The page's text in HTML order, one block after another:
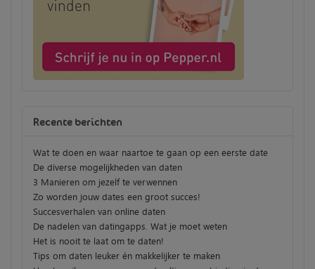
Recente berichten
Wat te doen en waar naartoe te gaan op een eerste date
De diverse mogelijkheden van daten
3 Manieren om jezelf te verwennen
Zo worden jouw dates een groot succes!
Succesverhalen van online daten
De nadelen van datingapps. Wat je moet weten
Het is nooit te laat om te daten!
Tips om daten leuker én makkelijker te maken